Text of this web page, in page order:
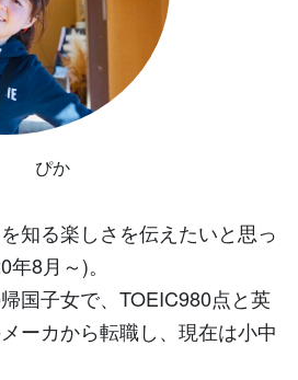
ぴか
知る楽しさを伝えたいと思っ
8月～)。
国子女で、TOEIC980点と英
ーカから転職し、現在は小中